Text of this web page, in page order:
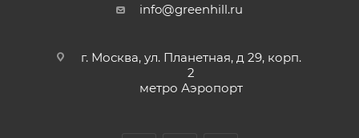
info@greenhill.ru
г. Москва, ул. Планетная, д 29, корп.
2
метро Аэропорт